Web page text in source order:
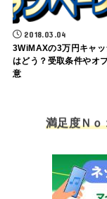
2018.03.04
3WiMAXの3万円キャッ
はどう？受取条件やオ
意
満足度Ｎｏ